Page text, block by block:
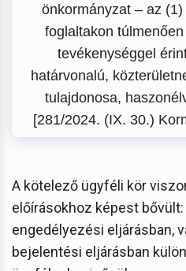
önkormányzat – az
foglaltakon
tevékenységgel
határvonalú,
tulajdonosa,
[281/2024. (IX. 30.)
A kötelező ügyféli kör
előírásokhoz képest
engedélyezési eljárásban,
bejelentési eljárásban